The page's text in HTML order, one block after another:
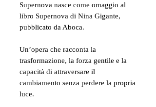
Supernova nasce come omaggio al
libro Supernova di Nina Gigante,
pubblicato da Aboca.
Un’opera che racconta la
trasformazione, la forza gentile e la
capacità di attraversare il
cambiamento senza perdere la propria
luce.